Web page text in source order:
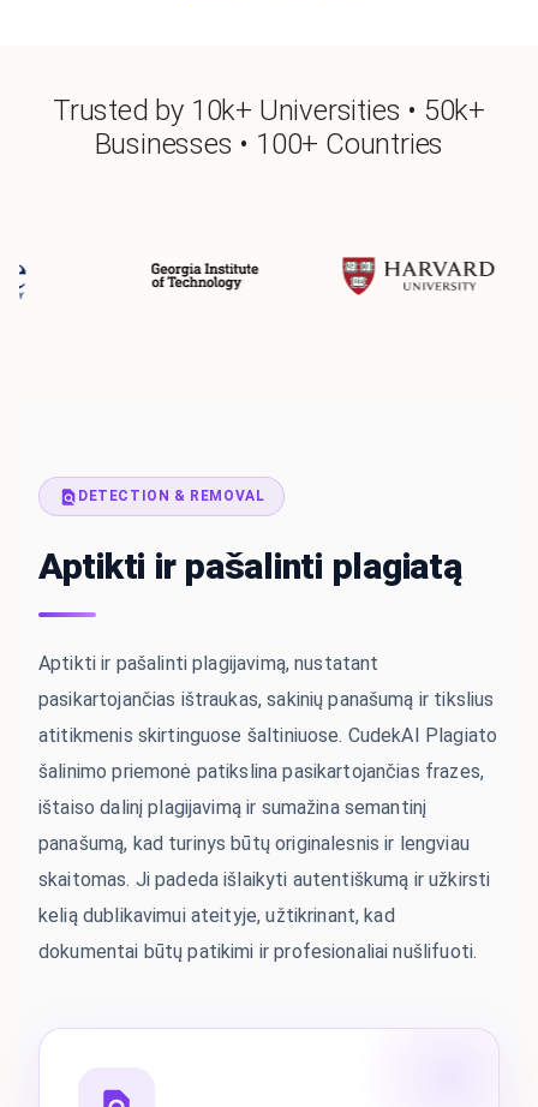
Trusted by 10k+ Universities • 50k+
Businesses • 100+ Countries
DETECTION & REMOVAL
Aptikti ir pašalinti plagiatą
Aptikti ir pašalinti plagijavimą, nustatant
pasikartojančias ištraukas, sakinių panašumą ir tikslius
atitikmenis skirtinguose šaltiniuose. CudekAI Plagiato
šalinimo priemonė patikslina pasikartojančias frazes,
ištaiso dalinį plagijavimą ir sumažina semantinį
panašumą, kad turinys būtų originalesnis ir lengviau
skaitomas. Ji padeda išlaikyti autentiškumą ir užkirsti
kelią dublikavimui ateityje, užtikrinant, kad
dokumentai būtų patikimi ir profesionaliai nušlifuoti.